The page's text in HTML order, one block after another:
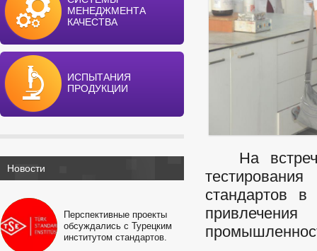
МЕНЕДЖМЕНТА
КАЧЕСТВА
ИСПЫТАНИЯ
ПРОДУКЦИИ
Новости
Перспективные проекты
обсуждались с Турецким
институтом стандартов.
На
стандартов